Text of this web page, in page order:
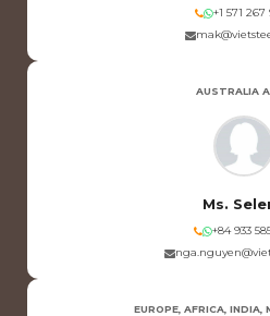
+1 571 267
AUSTRALIA
Ms.
+84 933
EUROPE, AFRICA, INDIA,